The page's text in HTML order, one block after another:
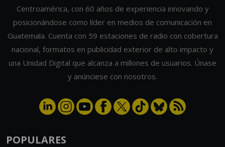
Centroamérica, con 60 años de experiencia innovando y
posicionándose como líder en medios de comunicación en
Guatemala. Cuenta con 59 estaciones de radio con cobertura
nacional, formatos en publicidad exterior de alto impacto y
una Unidad Digital que alcanza a millones de usuarios. Únase
y anúnciese con nosotros.
POPULARES